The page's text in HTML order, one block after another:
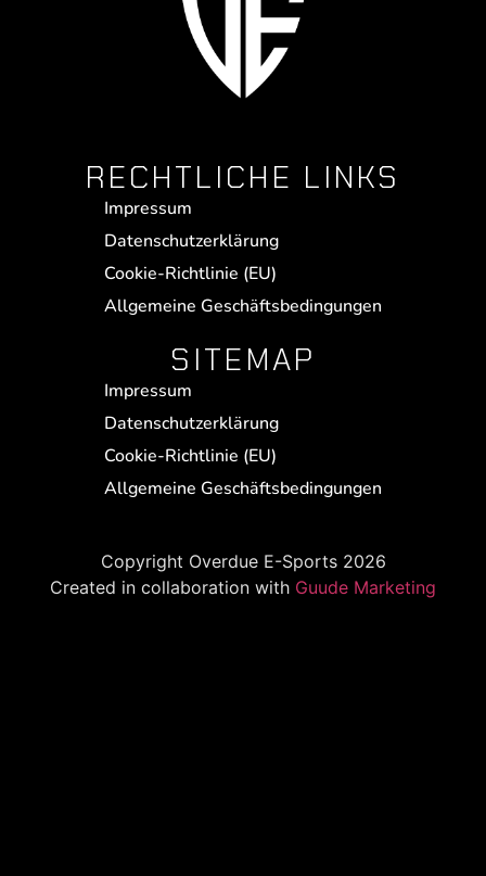
RECHTLICHE LINKS
Impressum
Datenschutzerklärung
Cookie-Richtlinie (EU)
Allgemeine Geschäftsbedingungen
SITEMAP
Impressum
Datenschutzerklärung
Cookie-Richtlinie (EU)
Allgemeine Geschäftsbedingungen
Copyright Overdue E-Sports 2026
Created in collaboration with Guude Marketing